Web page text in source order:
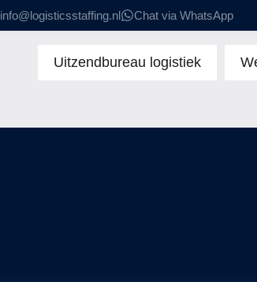
info@logisticsstaffing.nl Chat via WhatsApp
Uitzendbureau logistiek